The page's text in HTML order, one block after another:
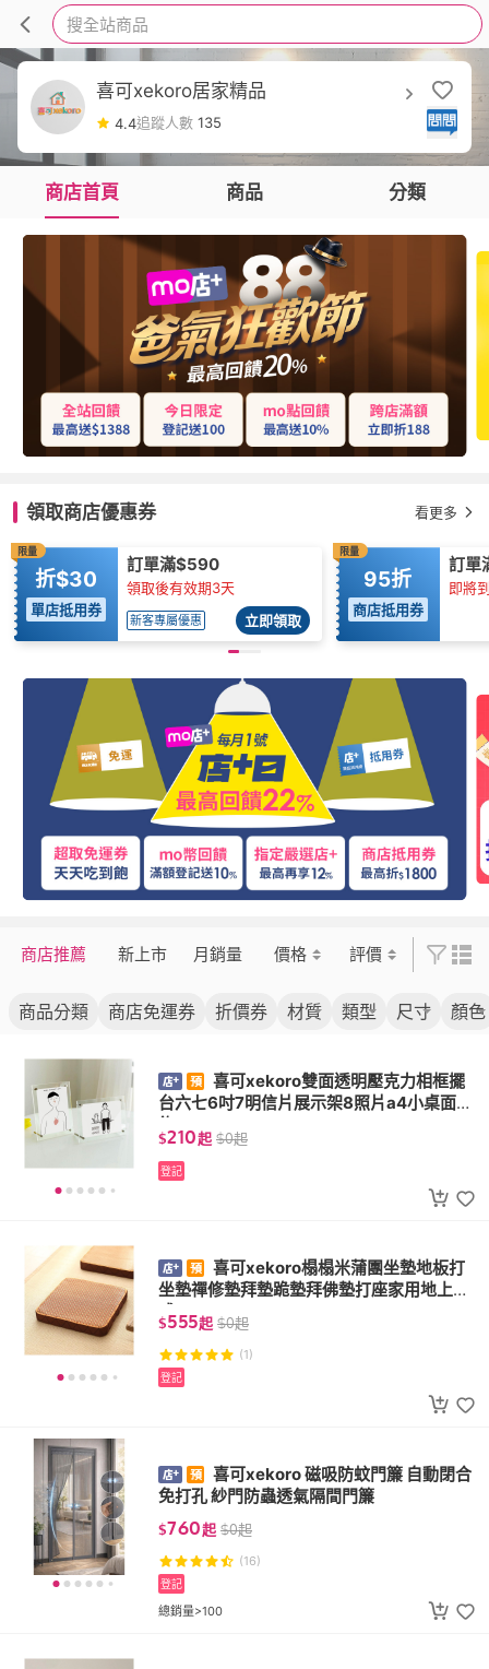
搜全站商品
喜可xekoro居家精品
4.4追蹤人數 135
商店首頁 商品 分類
領取商店優惠券 看更多
限量
折$30
單店抵用券
訂單滿$590
領取後有效期3天
新客專屬優惠 立即領取
限量
95折
商店抵用券
訂單
即將
商店推薦 新上市 月銷量 價格 評價
商品分類 商店免運券 折價券 材質 類型 尺寸 顏色
喜可xekoro雙面透明壓克力相框擺
台六七6吋7明信片展示架8照片a4小桌面擺
$210起 $0起
登記
喜可xekoro榻榻米蒲團坐墊地板打
坐墊禪修墊拜墊跪墊拜佛墊打座家用地上日
式
$555起 $0起
(1)
登記
喜可xekoro 磁吸防蚊門簾 自動閉合
免打孔 紗門防蟲透氣隔間門簾
$760起 $0起
(16)
總銷量>100
登記